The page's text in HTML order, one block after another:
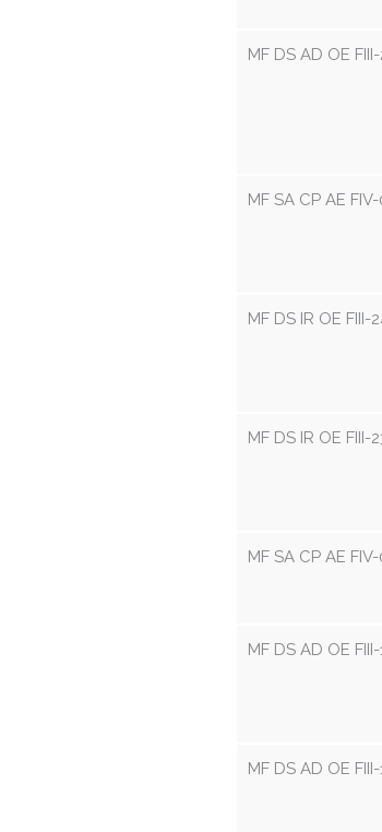
MF DS AD OE
MF SA CP AE
MF DS IR OE FIII-
MF DS IR OE FIII-
MF SA CP AE
MF DS AD OE
MF DS AD OE